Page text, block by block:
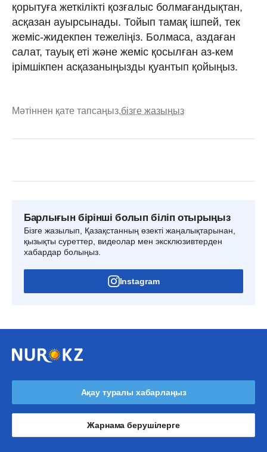
қорытуға жеткілікті қозғалыс болмағандықтан,
асқазан ауырсынады. Тойып тамақ ішпей, тек
жеміс-жидекпен тежеліңіз. Болмаса, аздаған
салат, тауық еті және жеміс қосылған аз-кем
ірімшікпен асқазаныңызды қуантып қойыңыз.
Мәтіннен қате тапсаңыз,бізге жазыңыз
Барлығын бірінші болып біліп отырыңыз
Бізге жазылып, Қазақстанның өзекті жаңалықтарынан,
қызықты суреттер, видеолар мен эксклюзивтерден
хабардар болыңыз.
Instagram
Ақау туралы хабарлаңыз
Жарнама берушілерге